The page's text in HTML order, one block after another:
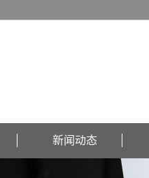
新闻动态